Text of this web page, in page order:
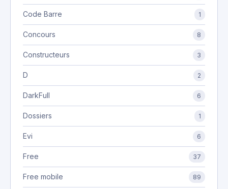
Code Barre 1
Concours 8
Constructeurs 3
D 2
DarkFull 6
Dossiers 1
Evi 6
Free 37
Free mobile 89